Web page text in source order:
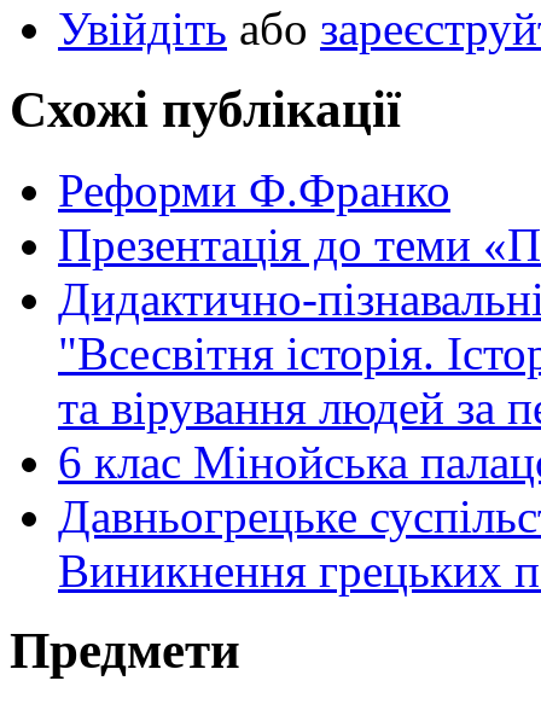
Увійдіть або
Схожі публікації
Реформи Ф.Франко
Презентація до теми
Дидактично-
"Всесвітня історія.
та вірування людей за
6 клас Мінойська
Давньогрецьке
Виникнення грецьких
Предмети